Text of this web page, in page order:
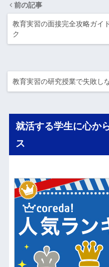
前の記事
教育実習の面接完全攻略ガイ
ク
教育実習の研究授業で失敗し
就活する学生に心か
ス